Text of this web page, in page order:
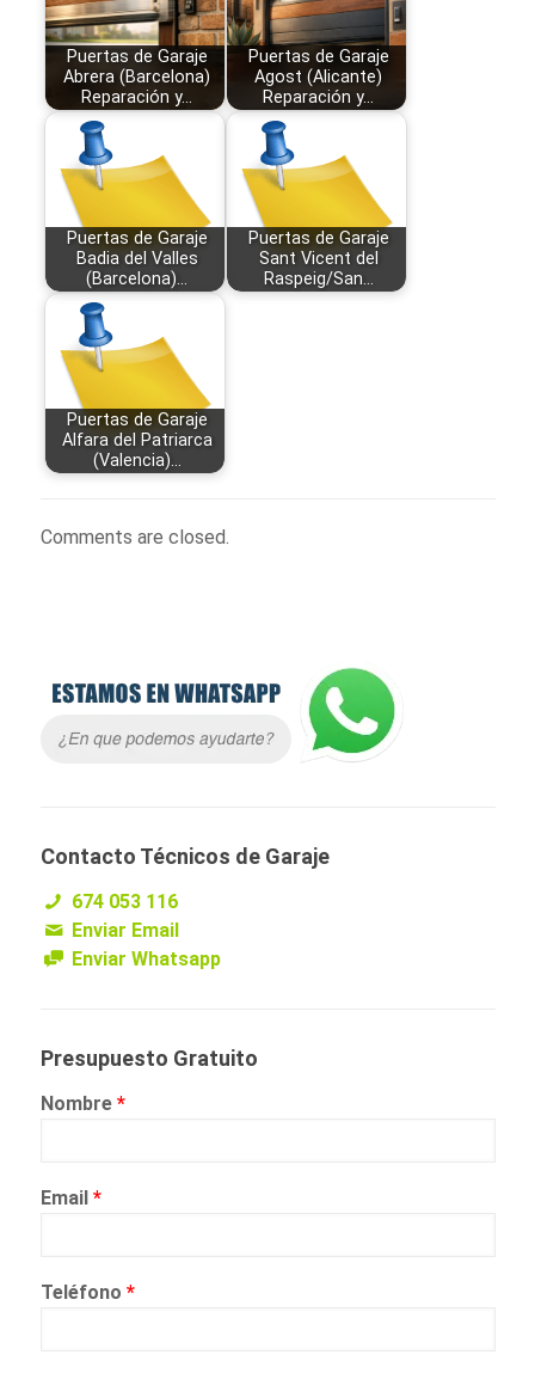
Puertas de Garaje
Abrera (Barcelona)
Reparación y…
Puertas de Garaje
Agost (Alicante)
Reparación y…
Puertas de Garaje
Badia del Valles
(Barcelona)…
Puertas de Garaje
Sant Vicent del
Raspeig/San…
Puertas de Garaje
Alfara del Patriarca
(Valencia)…
Comments are closed.
Contacto Técnicos de Garaje
674 053 116
Enviar Email
Enviar Whatsapp
Presupuesto Gratuito
Nombre *
Email *
Teléfono *